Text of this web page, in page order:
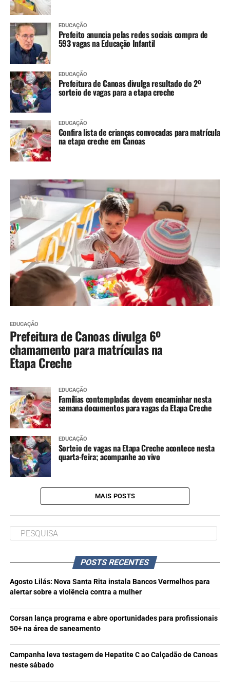
EDUCAÇÃO
Prefeito anuncia pelas redes sociais compra de
593 vagas na Educação Infantil
EDUCAÇÃO
Prefeitura de Canoas divulga resultado do 2º
sorteio de vagas para a etapa creche
EDUCAÇÃO
Confira lista de crianças convocadas para matrícula
na etapa creche em Canoas
EDUCAÇÃO
Prefeitura de Canoas divulga 6º
chamamento para matrículas na
Etapa Creche
EDUCAÇÃO
Famílias contempladas devem encaminhar nesta
semana documentos para vagas da Etapa Creche
EDUCAÇÃO
Sorteio de vagas na Etapa Creche acontece nesta
quarta-feira; acompanhe ao vivo
MAIS POSTS
POSTS RECENTES
Agosto Lilás: Nova Santa Rita instala Bancos Vermelhos para
alertar sobre a violência contra a mulher
Corsan lança programa e abre oportunidades para profissionais
50+ na área de saneamento
Campanha leva testagem de Hepatite C ao Calçadão de Canoas
neste sábado